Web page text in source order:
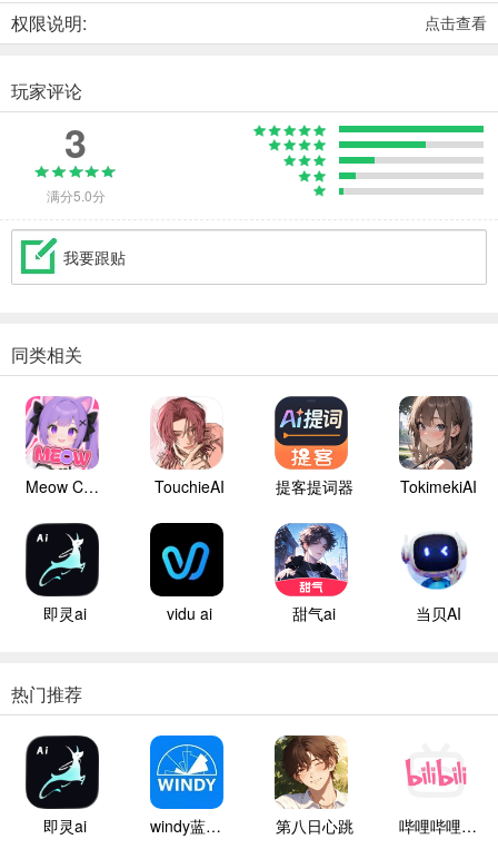
权限说明: 点击查看
玩家评论
3
满分5.0分
我要跟贴
同类相关
Meow ChatAI TouchieAI 提客提词器 TokimekiAI
即灵ai vidu ai 甜气ai 当贝AI
热门推荐
即灵ai windy蓝色气象 第八日心跳 哔哩哔哩白色版